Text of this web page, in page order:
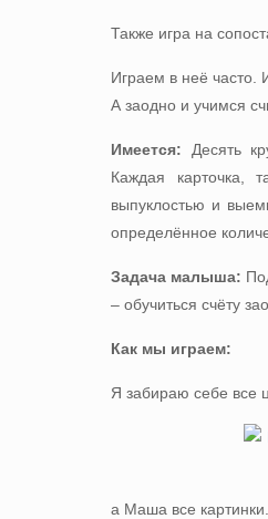
Также игра на
Играем в неё часто.
А заодно и учимся
Имеется: Десять
Каждая карточка,
выпуклостью и
определённое
Задача малыша:
– обучиться счёту
Как мы играем:
Я забираю себе все
а Маша все картинки.